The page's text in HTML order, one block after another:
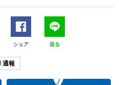
シェア 送る
通報